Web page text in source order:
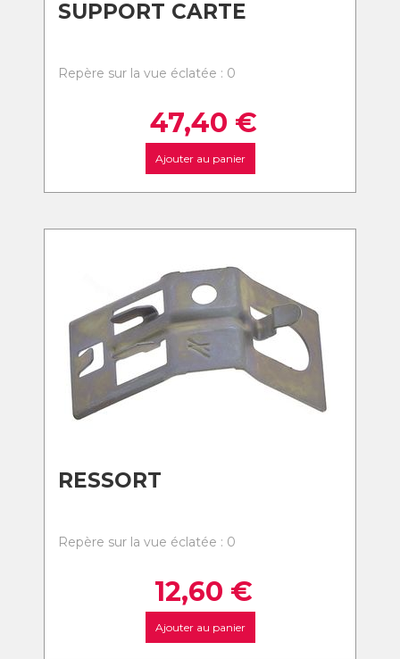
SUPPORT CARTE
Repère sur la vue éclatée : 0
47,40 €
Ajouter au panier
RESSORT
Repère sur la vue éclatée : 0
12,60 €
Ajouter au panier